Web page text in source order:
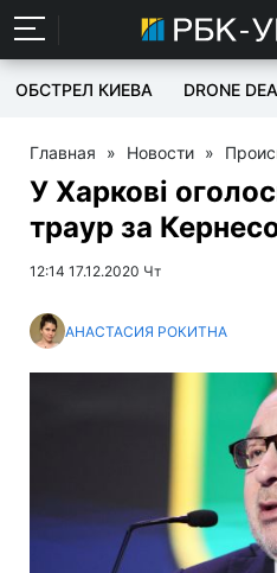
ОБСТРЕЛ КИЕВА DRONE
Главная » Новости »
У Харкові
траур за
12:14 17.12.2020 Чт
АНАСТАСИЯ РОКИТНА